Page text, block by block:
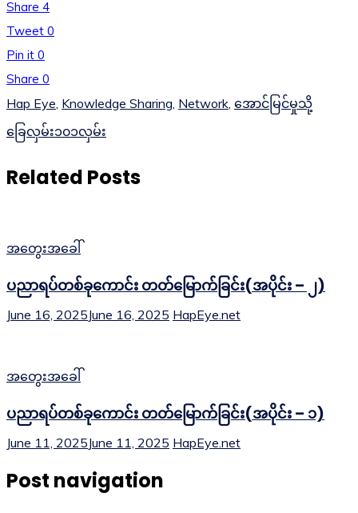
Share 4
Tweet 0
Pin it 0
Share 0
Hap Eye, Knowledge Sharing, Network, အောင်မြင်မှုသို့
ခြေလှမ်း၁၀၁လှမ်း
Related Posts
အတွေးအခေါ်
ပညာရပ်တစ်ခုကောင်း တတ်မြောက်ခြင်း(အပိုင်း – ၂)
June 16, 2025June 16, 2025 HapEye.net
အတွေးအခေါ်
ပညာရပ်တစ်ခုကောင်း တတ်မြောက်ခြင်း(အပိုင်း – ၁)
June 11, 2025June 11, 2025 HapEye.net
Post navigation